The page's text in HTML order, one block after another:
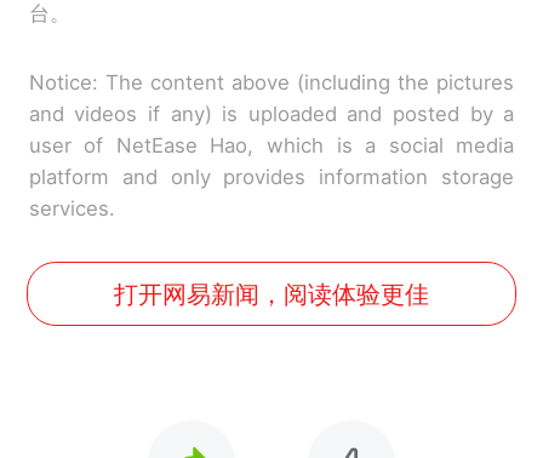
台。
Notice: The content above (including the pictures
and videos if any) is uploaded and posted by a
user of NetEase Hao, which is a social media
platform and only provides information storage
services.
打开网易新闻，阅读体验更佳